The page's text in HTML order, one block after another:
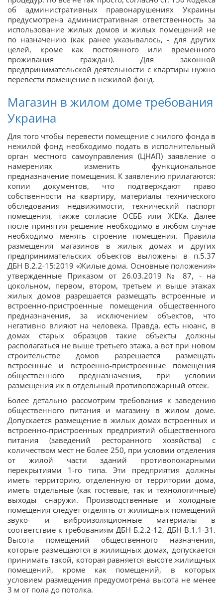
об административных правонарушениях Украины
предусмотрена административная ответственность за
использование жилых домов и жилых помещений не
по назначению (как ранее указывалось, - для других
целей, кроме как постоянного или временного
проживания граждан). Для законной
предпринимательской деятельности с квартиры нужно
перевести помещение в нежилой фонд.
Магазин в жилом доме требования
Украина
Для того чтобы перевести помещение с жилого фонда в
нежилой фонд необходимо подать в исполнительный
орган местного самоуправления (ЦНАП) заявление о
намерениях изменить функциональное
предназначение помещения. К заявлению прилагаются:
копии документов, что подтверждают право
собственности на квартиру, материалы технического
обследования недвижимости, технический паспорт
помещения, также согласие ОСББ или ЖЕКа. Далее
после принятия решение необходимо в любом случае
необходимо менять строение помещения. Правила
размещения магазинов в жилых домах и других
предпринимательских объектов выложены в п.5.37
ДБН В.2.2-15:2019 «Жилые дома. Основные положения»
утвержденные Приказом от 26.03.2019 № 87, - на
цокольном, первом, втором, третьем и выше этажах
жилых домов разрешается размещать встроенные и
встроенно-пристроенные помещения общественного
предназначения, за исключением объектов, что
негативно влияют на человека. Правда, есть нюанс, в
домах старых образцов такие объекты должны
располагаться не выше третьего этажа, а вот при новом
строительстве домов разрешается размещать
встроенные и встроенно-пристроенные помещения
общественного предназначения, при условии
размещения их в отдельный противопожарный отсек.
Более детально рассмотрим требования к заведению
общественного питания и магазину в жилом доме.
Допускается размещение в жилых домах встроенных и
встроенно-пристроенных предприятий общественного
питания (заведений ресторанного хозяйства) с
количеством мест не более 250, при условии отделения
от жилой части зданий противопожарными
перекрытиями 1-го типа. Эти предприятия должны
иметь территорию, отделенную от территории дома,
иметь отдельные (как гостевые, так и технологичные)
выходы снаружи. Производственные и холодные
помещения следует отделять от жилищных помещений
звуко- и виброизоляционные материалы в
соответствие к требованиям ДБН Б.2.2-12, ДБН В.1.1-31.
Высота помещений общественного назначения,
которые размещаются в жилищных домах, допускается
принимать такой, которая равняется высоте жилищных
помещений, кроме как помещений, в которых
условием размещения предусмотрена высота не менее
3 м от пола до потолка.